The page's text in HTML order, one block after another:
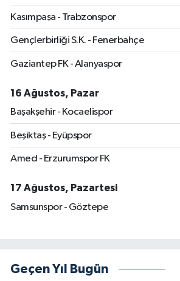
Kasımpaşa - Trabzonspor
Gençlerbirliği S.K. - Fenerbahçe
Gaziantep FK - Alanyaspor
16 Ağustos, Pazar
Başakşehir - Kocaelispor
Beşiktaş - Eyüpspor
Amed - Erzurumspor FK
17 Ağustos, Pazartesi
Samsunspor - Göztepe
Geçen Yıl Bugün